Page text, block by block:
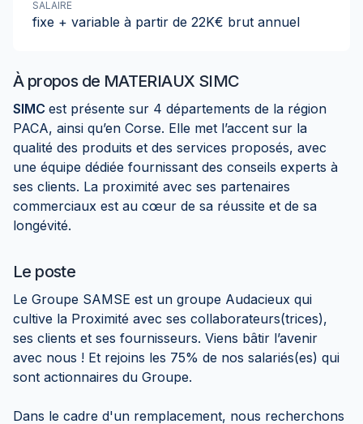
À propos de MATERIAUX SIMC
SIMC est présente sur 4 départements de la région
PACA, ainsi qu’en Corse. Elle met l’accent sur la
qualité des produits et des services proposés, avec
une équipe dédiée fournissant des conseils experts à
ses clients. La proximité avec ses partenaires
commerciaux est au cœur de sa réussite et de sa
longévité.
Le poste
Le Groupe SAMSE est un groupe Audacieux qui
cultive la Proximité avec ses collaborateurs(trices),
ses clients et ses fournisseurs. Viens bâtir l’avenir
avec nous ! Et rejoins les 75% de nos salariés(es) qui
sont actionnaires du Groupe.
Dans le cadre d'un remplacement, nous recherchons
SALAIRE
fixe + variable à partir de 22K€ brut annuel